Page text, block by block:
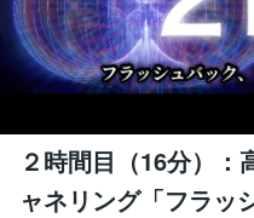
２時間目（16分）
ャネリング「フラッ